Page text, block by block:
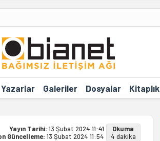
Yazarlar Galeriler Dosyalar Kitaplık
Yayın Tarihi: 13 Şubat 2024 11:41
Güncelleme: 13 Şubat 2024 11:54
Okuma
4 dakika